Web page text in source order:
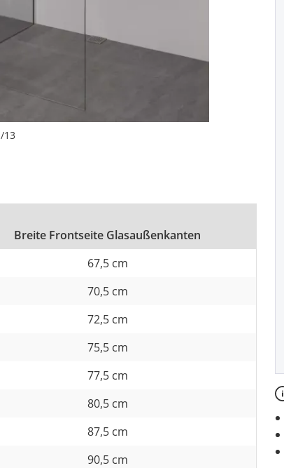
/13
Breite Frontseite Glasaußenkanten
67,5 cm
70,5 cm
72,5 cm
75,5 cm
77,5 cm
80,5 cm
87,5 cm
90,5 cm